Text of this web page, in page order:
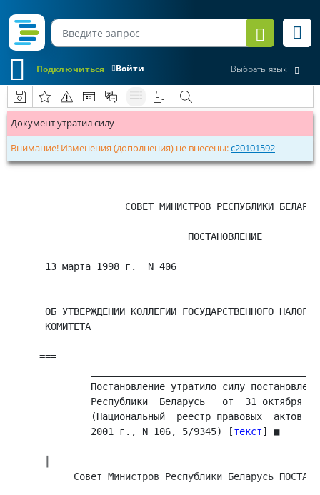
Войти
Подключиться Выбрать язык
Документ утратил силу
Внимание! Изменения (дополнения) не внесены:c20101592
СОВЕТ МИНИСТРОВ РЕСПУБЛИКИ
                          ПОСТАНОВЛЕНИЕ
13 марта 1998 г.  N 406
ОБ УТВЕРЖДЕНИИ КОЛЛЕГИИ ГОСУДАРСТВЕННОГО
КОМИТЕТА
===
Постановление утратило силу
Республики  Беларусь   от  31 октября
(Национальный  реестр правовых  актов
         2001 г., N 106, 5/9345) [
текст] ■
Совет Министров Республики Беларусь